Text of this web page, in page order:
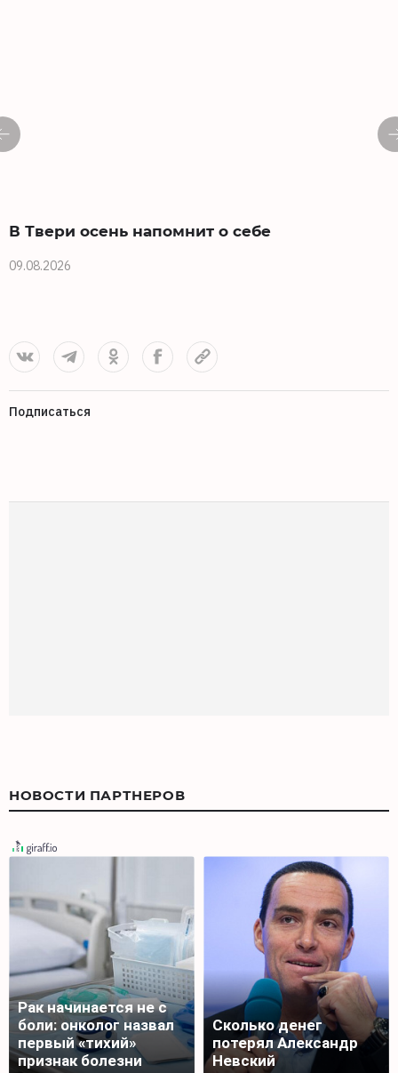
В Твери осень напомнит о себе
09.08.2026
Подписаться
НОВОСТИ ПАРТНЕРОВ
Рак начинается не с
боли: онколог назвал
первый «тихий»
признак болезни
Сколько денег
потерял Александр
Невский